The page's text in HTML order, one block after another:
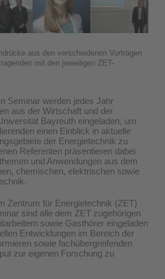
aus den verschiedenen Vorträgen
mit den jeweiligen ZET-
Seminar werden jedes Jahr
aus der Wirtschaft und der
Bayreuth eingeladen, um
einen Einblick in aktuelle
der Energietechnik zu
Referenten präsentieren dabei
und Anwendungen aus dem
chemischen, elektrischen sowie
Zentrum für Energietechnik (ZET)
sind alle dem ZET zugehörigen
sowie Gasthörer eingeladen
Entwicklungen im Bereich der
sowie fachübergreifenden
zur eigenen Forschung zu